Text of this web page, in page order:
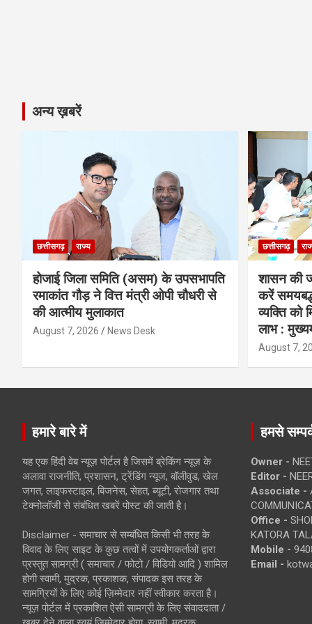
अन्य ख़बरें
छत्तीसगढ़ राज्य
होजाई जिला समिति (असम) के उपसभापति
रमाकांत गौड़ ने वित्त मंत्री ओपी चौधरी से
की आत्मीय मुलाकात
August 7, 2026 News Desk
छत्तीसगढ़
शासन की
करें
व्यक्ति को
लाभ :
August 7,
हमारे बारे में
यह एक हिंदी वेब न्यूज़ पोर्टल है जिसमें ब्रेकिंग न्यूज़ के
अलावा राजनीति, प्रशासन, ट्रेंडिंग न्यूज, बॉलीवुड, खेल
जगत, लाइफस्टाइल, बिजनेस, सेहत, ब्यूटी, रोजगार तथा
टेक्नोलॉजी से संबंधित खबरें पोस्ट की जाती है।
Disclaimer - समाचार से सम्बंधित किसी भी तरह के
विवाद के लिए साइट के कुछ तत्वों में उपयोगकर्ताओं द्वारा
प्रस्तुत सामग्री ( समाचार / फोटो / विडियो आदि ) शामिल
होगी स्वामी, मुद्रक, प्रकाशक, संपादक इस तरह के
सामग्रियों के लिए कोई ज़िम्मेदार नहीं स्वीकार करता है।
न्यूज़ पोर्टल में प्रकाशित ऐसी सामग्री के लिए संवाददाता /
हमसे
Owner -
Editor -
Associate -
Office -
KATORA
Mobile -
Email -